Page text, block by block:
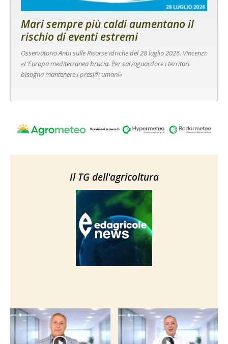
Mari sempre più caldi aumentano il
rischio di eventi estremi
Osservatorio Anbi sulle Risorse idriche del 28 luglio 2026. Vincenzi:
«L’Europa mediterranea brucia. Per salvaguardare i territori
bisogna mantenere i presidi umani»
Il TG dell'agricoltura